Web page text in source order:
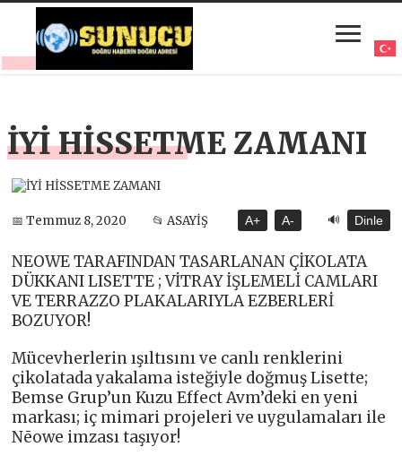
İYİ HİSSETME ZAMANI
📅 Temmuz 8, 2020 📂 ASAYİŞ A+ A- 🔊 Dinle
NEOWE TARAFINDAN TASARLANAN ÇİKOLATA
DÜKKANI LISETTE ; VİTRAY İŞLEMELİ CAMLARI
VE TERRAZZO PLAKALARIYLA EZBERLERİ
BOZUYOR!
Mücevherlerin ışıltısını ve canlı renklerini
çikolatada yakalama isteğiyle doğmuş Lisette;
Bemse Grup’un Kuzu Effect Avm’deki en yeni
markası; iç mimari projeleri ve uygulamaları ile
Nēowe imzası taşıyor!